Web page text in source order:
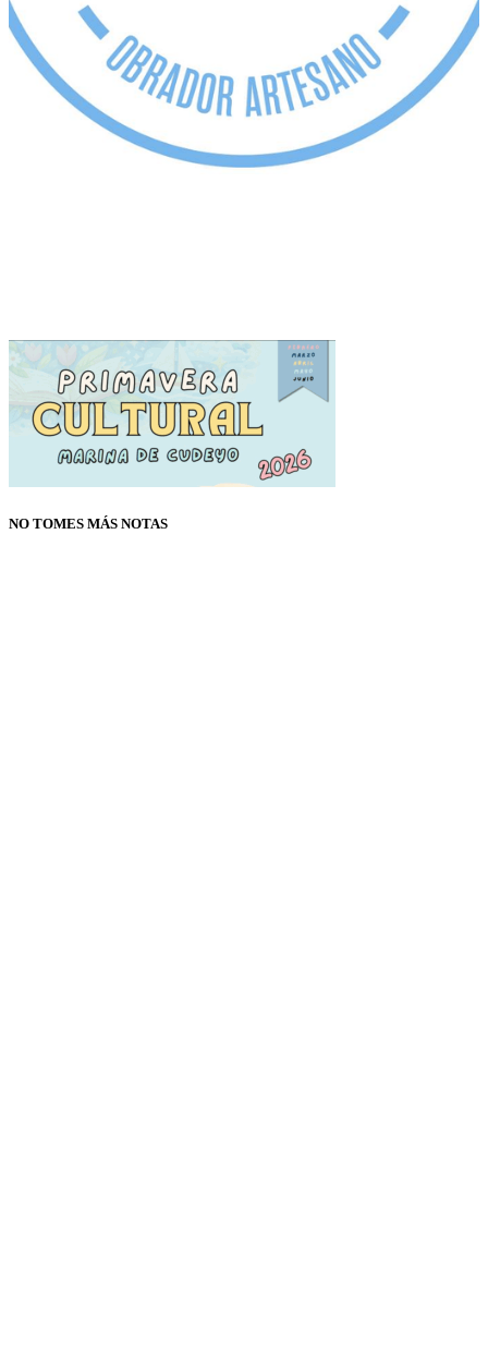
NO TOMES MÁS NOTAS